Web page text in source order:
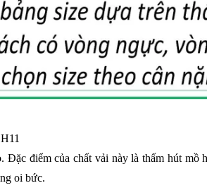
Đặc điểm của chất vải này là thấm hút
oi bức.